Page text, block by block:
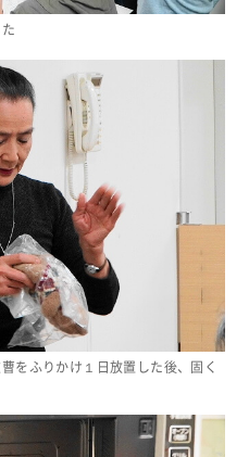
をふりかけ１日放置した後、固く